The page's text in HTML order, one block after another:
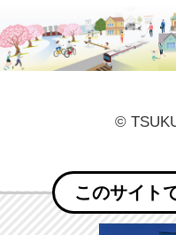
©
このサイト